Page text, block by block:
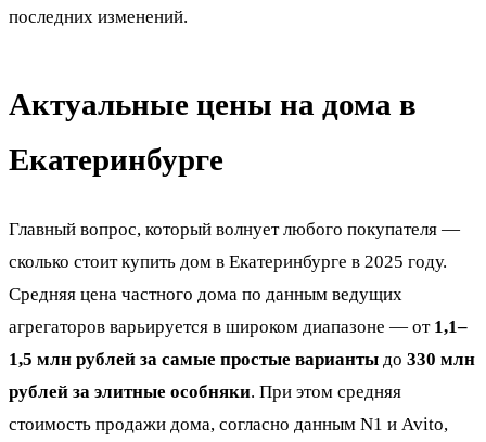
последних изменений.
Актуальные цены на дома в
Екатеринбурге
Главный вопрос, который волнует любого покупателя —
сколько стоит купить дом в Екатеринбурге в 2025 году.
Средняя цена частного дома по данным ведущих
агрегаторов варьируется в широком диапазоне — от 1,1–
1,5 млн рублей за самые простые варианты до 330 млн
рублей за элитные особняки. При этом средняя
стоимость продажи дома, согласно данным N1 и Avito,